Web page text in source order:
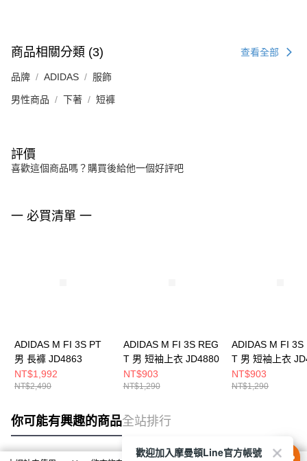
商品相關分類 (3) 查看全部
品牌 ADIDAS 服飾
男性商品 下著 短褲
評價
喜歡這個商品嗎？購買後給他一個好評吧
一 必買清單 一
ADIDAS M FI 3S PT
男 長褲 JD4863
NT$1,992
NT$2,490
ADIDAS M FI 3S REG
T 男 短袖上衣 JD4880
NT$903
NT$1,290
ADIDAS M FI 3S
T 男 短袖上衣
NT$903
NT$1,290
你可能有興趣的商品全站排行
歡迎加入摩曼頓Line官方帳號